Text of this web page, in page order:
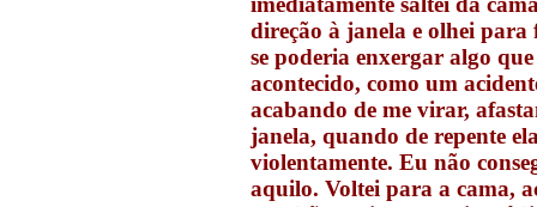
direção à janela e olhei
se poderia enxergar algo que
acontecido, como um
acabando de me virar,
janela, quando de repente
violentamente. Eu não
aquilo. Voltei para a cama,